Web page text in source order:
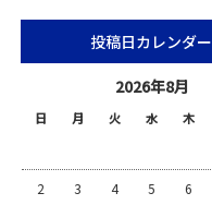
投稿日カレンダー
2026年8月
日 月 火 水 木
2 3 4 5 6